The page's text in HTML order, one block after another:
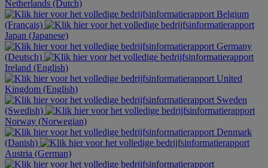
Netherlands (Dutch)
Belgium
(Français)
Japan (Japanese)
Germany
(Deutsch)
Ireland (English)
United
Kingdom (English)
Sweden
(Swedish)
Norway (Norwegian)
Denmark
(Danish)
Austria (German)